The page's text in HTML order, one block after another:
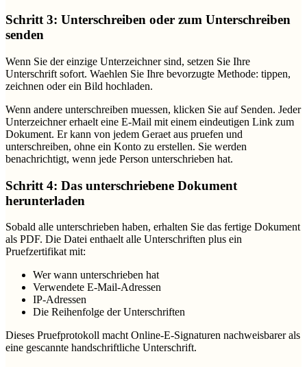
Schritt 3: Unterschreiben oder zum Unterschreiben
senden
Wenn Sie der einzige Unterzeichner sind, setzen Sie Ihre
Unterschrift sofort. Waehlen Sie Ihre bevorzugte Methode: tippen,
zeichnen oder ein Bild hochladen.
Wenn andere unterschreiben muessen, klicken Sie auf Senden. Jeder
Unterzeichner erhaelt eine E-Mail mit einem eindeutigen Link zum
Dokument. Er kann von jedem Geraet aus pruefen und
unterschreiben, ohne ein Konto zu erstellen. Sie werden
benachrichtigt, wenn jede Person unterschrieben hat.
Schritt 4: Das unterschriebene Dokument
herunterladen
Sobald alle unterschrieben haben, erhalten Sie das fertige Dokument
als PDF. Die Datei enthaelt alle Unterschriften plus ein
Pruefzertifikat mit:
Wer wann unterschrieben hat
Verwendete E-Mail-Adressen
IP-Adressen
Die Reihenfolge der Unterschriften
Dieses Pruefprotokoll macht Online-E-Signaturen nachweisbarer als
eine gescannte handschriftliche Unterschrift.